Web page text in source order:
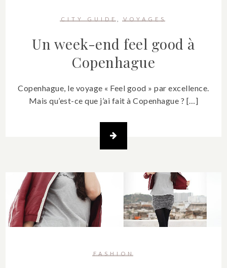
CITY GUIDE VOYAGES
Un week-end feel good à
Copenhague
Copenhague, le voyage « Feel good » par excellence.
Mais qu’est-ce que j’ai fait à Copenhague ? […]
FASHION